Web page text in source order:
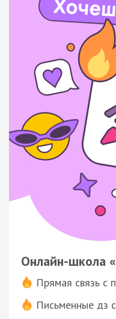
Онлайн-школа
Прямая связь с
Письменные дз